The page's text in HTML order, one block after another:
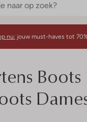
nu: jouw must-haves tot
Boots